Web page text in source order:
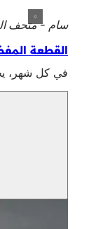
سام - متحف
القطعة
في كل شهر،